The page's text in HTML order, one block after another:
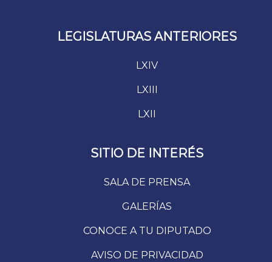
LEGISLATURAS ANTERIORES
LXIV
LXIII
LXII
SITIO DE INTERÉS
SALA DE PRENSA
GALERÍAS
CONOCE A TU DIPUTADO
AVISO DE PRIVACIDAD